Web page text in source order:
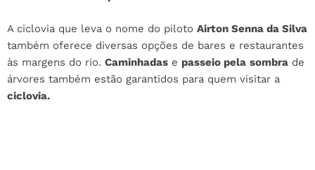
A ciclovia que leva o nome do piloto Airton Senna da Silva
também oferece diversas opções de bares e restaurantes
às margens do rio. Caminhadas e passeio pela sombra de
árvores também estão garantidos para quem visitar a
ciclovia.